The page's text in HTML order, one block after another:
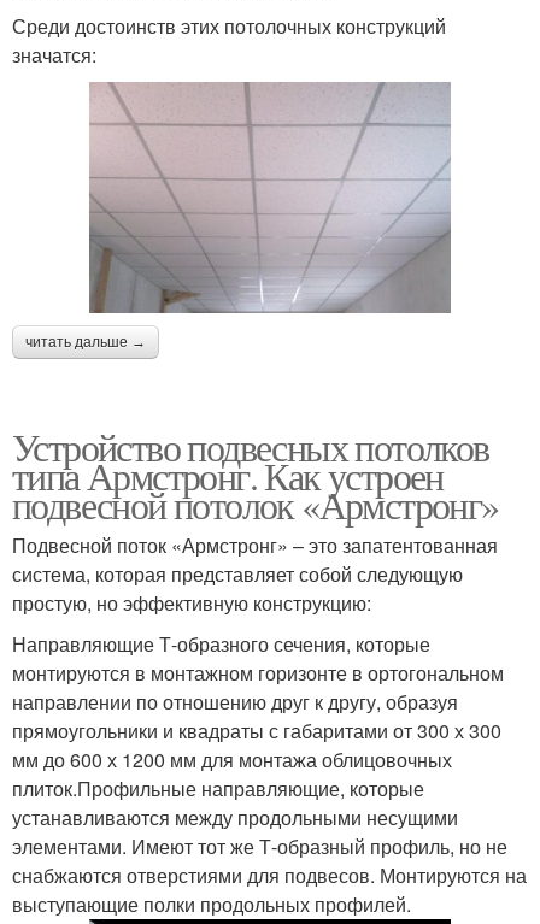
Среди достоинств этих потолочных конструкций
значатся:
читать дальше →
Устройство подвесных потолков
типа Армстронг. Как устроен
подвесной потолок «Армстронг»
Подвесной поток «Армстронг» – это запатентованная
система, которая представляет собой следующую
простую, но эффективную конструкцию:
Направляющие Т-образного сечения, которые
монтируются в монтажном горизонте в ортогональном
направлении по отношению друг к другу, образуя
прямоугольники и квадраты с габаритами от 300 х 300
мм до 600 х 1200 мм для монтажа облицовочных
плиток.Профильные направляющие, которые
устанавливаются между продольными несущими
элементами. Имеют тот же Т-образный профиль, но не
снабжаются отверстиями для подвесов. Монтируются на
выступающие полки продольных профилей.